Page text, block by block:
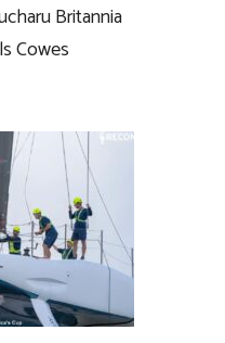
Britannia
Cowes